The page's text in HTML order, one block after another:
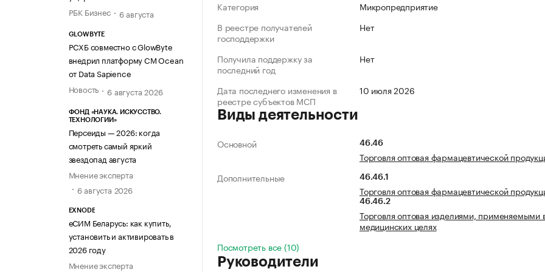
РБК Бизнес
6 августа
GLOWBYTE
РСХБ совместно с GlowByte
внедрил платформу CM Ocean
от Data Sapience
Новость
6 августа 2026
ФОНД «НАУКА. ИСКУССТВО.
ТЕХНОЛОГИИ»
Персеиды — 2026: когда
смотреть самый яркий
звездопад августа
Мнение эксперта
6 августа 2026
EXNODE
еСИМ Беларусь: как купить,
установить и активировать в
2026 году
Мнение эксперта
Категория
Микропредприятие
В реестре получателей
господдержки
Нет
Получила поддержку за
последний год
Нет
Дата последнего изменения в
реестре субъектов МСП
10 июля 2026
Виды деятельности
Основной 46.46
Торговля оптовая фармацевтической
Дополнительные
46.46.1
Торговля оптовая фармацевтической
46.46.2
Торговля оптовая изделиями, применяемыми
медицинских целях
Посмотреть все (10)
Руководители